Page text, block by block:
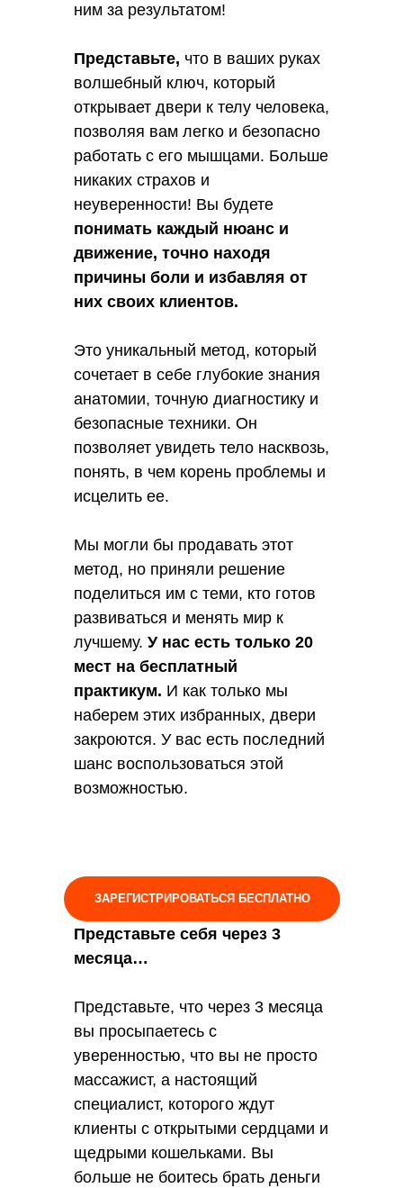
ним за результатом!
Представьте, что в ваших руках
волшебный ключ, который
открывает двери к телу человека,
позволяя вам легко и безопасно
работать с его мышцами. Больше
никаких страхов и
неуверенности! Вы будете
понимать каждый нюанс и
движение, точно находя
причины боли и избавляя от
них своих клиентов.
Это уникальный метод, который
сочетает в себе глубокие знания
анатомии, точную диагностику и
безопасные техники. Он
позволяет увидеть тело насквозь,
понять, в чем корень проблемы и
исцелить ее.
Мы могли бы продавать этот
метод, но приняли решение
поделиться им с теми, кто готов
развиваться и менять мир к
лучшему. У нас есть только 20
мест на бесплатный
практикум. И как только мы
наберем этих избранных, двери
закроются. У вас есть последний
шанс воспользоваться этой
возможностью.
Представьте себя через 3
месяца…
Представьте, что через 3 месяца
вы просыпаетесь с
уверенностью, что вы не просто
массажист, а настоящий
специалист, которого ждут
клиенты с открытыми сердцами и
щедрыми кошельками. Вы
больше не боитесь брать деньги
ЗАРЕГИСТРИРОВАТЬСЯ БЕСПЛАТНО